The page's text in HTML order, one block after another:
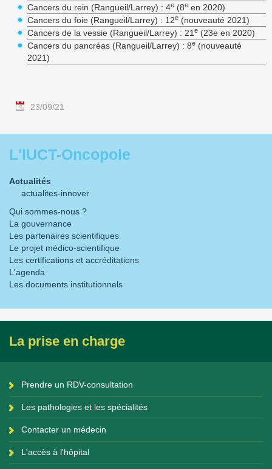
Cancers du rein (Rangueil/Larrey) : 4e (8e en 2020)
Cancers du foie (Rangueil/Larrey) : 12e (nouveauté 2021)
Cancers de la vessie (Rangueil/Larrey) : 21 e (23e en 2020)
Cancers du pancréas (Rangueil/Larrey) : 8e (nouveauté
2021)
23/09/21
L'IUCT-Oncopole
Actualités
actualites-innover
Qui sommes-nous ?
La gouvernance
Les partenaires scientifiques
Le projet médico-scientifique
Les certifications et accréditations
L'agenda
Les documents institutionnels
La prise en charge
Prendre un RDV-consultation
Les pathologies et les spécialités
Contacter un médecin
L'accès à l'hôpital